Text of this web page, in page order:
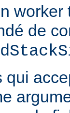
de
qui